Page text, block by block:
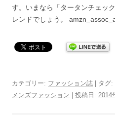
す。いまなら「タータンチェッ
レンドでしょう。
カテゴリー: ファッション誌 | タグ:
メンズファッション | 投稿日: 2014